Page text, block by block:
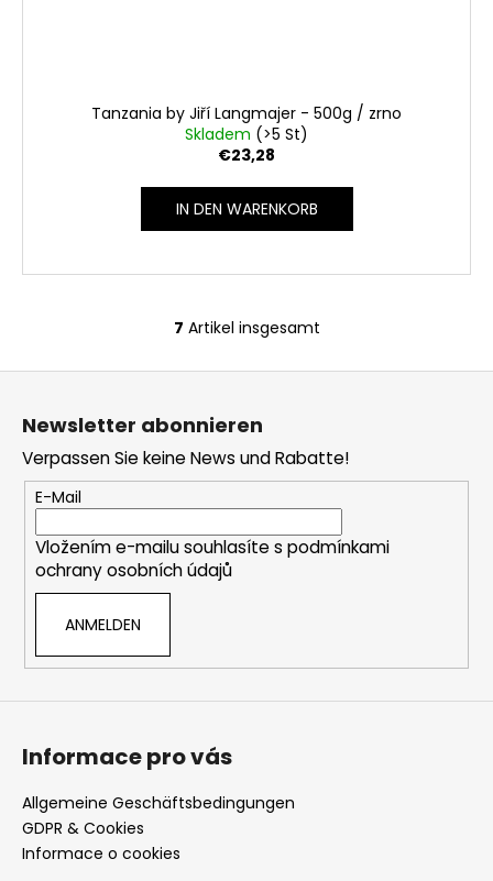
Tanzania by Jiří Langmajer - 500g / zrno
Skladem (>5 St)
€23,28
IN DEN WARENKORB
S
t
e
r
e
l
e
m
d
e
s
7 Artikel insgesamt
Newsletter abonnieren
Verpassen Sie keine News und Rabatte!
E-Mail
Vložením e-mailu souhlasíte s podmínkami
ochrany osobních údajů
ANMELDEN
Informace pro vás
Allgemeine Geschäftsbedingungen
GDPR & Cookies
Informace o cookies